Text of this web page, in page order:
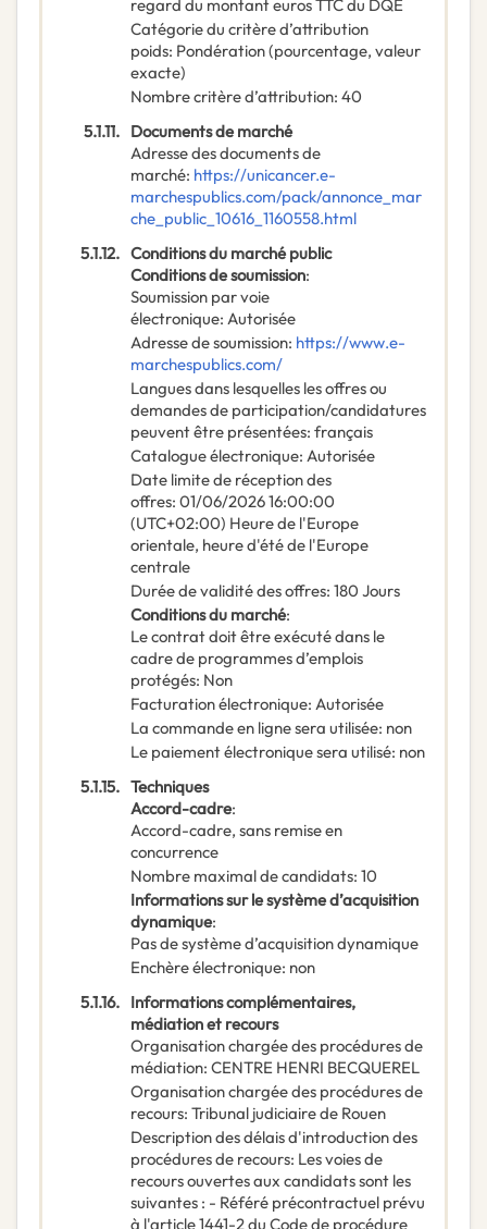
regard du montant euros TTC du DQE
Catégorie du critère d’attribution
poids: Pondération (pourcentage, valeur
exacte)
Nombre critère d’attribution: 40
5.1.11. Documents de marché
Adresse des documents de
marché: https://unicancer.e-
marchespublics.com/pack/annonce_mar
che_public_10616_1160558.html
5.1.12. Conditions du marché public
Conditions de soumission:
Soumission par voie
électronique: Autorisée
Adresse de soumission: https://www.e-
marchespublics.com/
Langues dans lesquelles les offres ou
demandes de participation/candidatures
peuvent être présentées: français
Catalogue électronique: Autorisée
Date limite de réception des
offres: 01/06/202616:00:00
(UTC+02:00) Heure de l'Europe
orientale, heure d'été de l'Europe
centrale
Durée de validité des offres: 180 Jours
Conditions du marché:
Le contrat doit être exécuté dans le
cadre de programmes d’emplois
protégés: Non
Facturation électronique: Autorisée
La commande en ligne sera utilisée: non
Le paiement électronique sera utilisé: non
5.1.15. Techniques
Accord-cadre:
Accord-cadre, sans remise en
concurrence
Nombre maximal de candidats: 10
Informations sur le système d’acquisition
dynamique:
Pas de système d’acquisition dynamique
Enchère électronique: non
5.1.16. Informations complémentaires,
médiation et recours
Organisation chargée des procédures de
médiation: CENTRE HENRI BECQUEREL
Organisation chargée des procédures de
recours: Tribunal judiciaire de Rouen
Description des délais d'introduction des
procédures de recours: Les voies de
recours ouvertes aux candidats sont les
suivantes : - Référé précontractuel prévu
à l'article 1441-2 du Code de procédure